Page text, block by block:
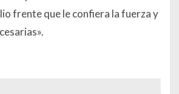
frente que le confiera la fuerza y